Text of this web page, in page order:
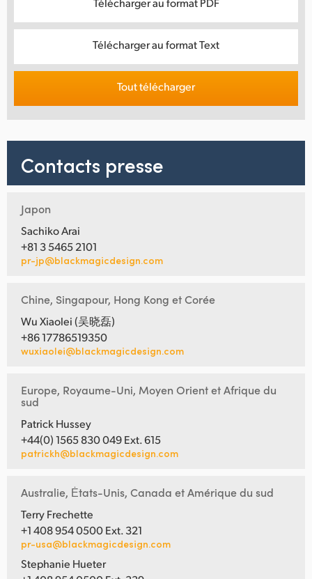
Télécharger au format Text
Tout télécharger
Contacts presse
Japon
Sachiko Arai
+81 3 5465 2101
pr-jp@blackmagicdesign.com
Chine, Singapour, Hong Kong et Corée
Wu Xiaolei (吴晓磊)
+86 17786519350
wuxiaolei@blackmagicdesign.com
Europe, Royaume-Uni, Moyen Orient et Afrique du
sud
Patrick Hussey
+44(0) 1565 830 049 Ext. 615
patrickh@blackmagicdesign.com
Australie, Ėtats-Unis, Canada et Amérique du sud
Terry Frechette
+1 408 954 0500 Ext. 321
pr-usa@blackmagicdesign.com
Stephanie Hueter